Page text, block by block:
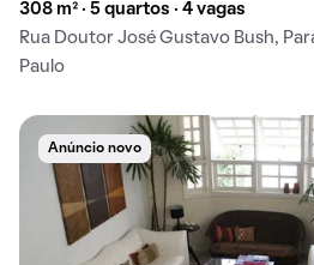
308 m² · 5 quartos · 4 vagas
Rua Doutor José Gustavo Bush,
Paulo
Anúncio novo